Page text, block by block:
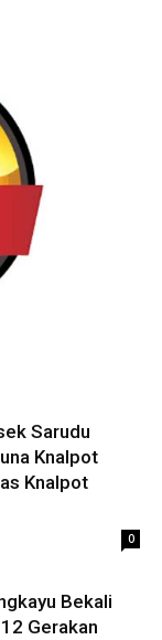
Sarudu
Knalpot
Knalpot
0
Bekali
Gerakan